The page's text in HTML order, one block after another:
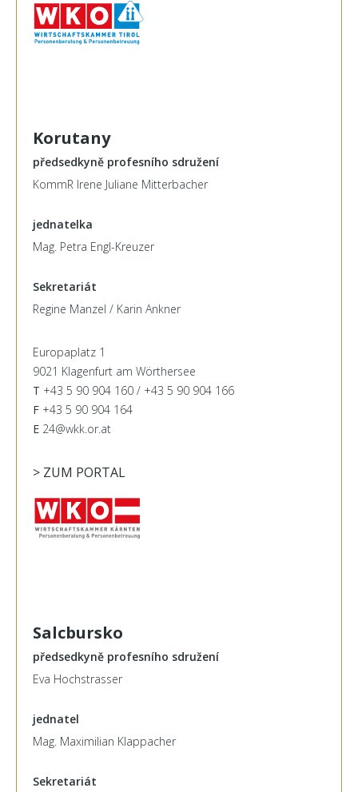
Korutany
předsedkyně profesního sdružení
KommR Irene Juliane Mitterbacher
jednatelka
Mag. Petra Engl-Kreuzer
Sekretariát
Regine Manzel / Karin Ankner
Europaplatz 1
9021 Klagenfurt am Wörthersee
T +43 5 90 904 160 / +43 5 90 904 166
F +43 5 90 904 164
E 24@wkk.or.at
> ZUM PORTAL
Salcbursko
předsedkyně profesního sdružení
Eva Hochstrasser
jednatel
Mag. Maximilian Klappacher
Sekretariát